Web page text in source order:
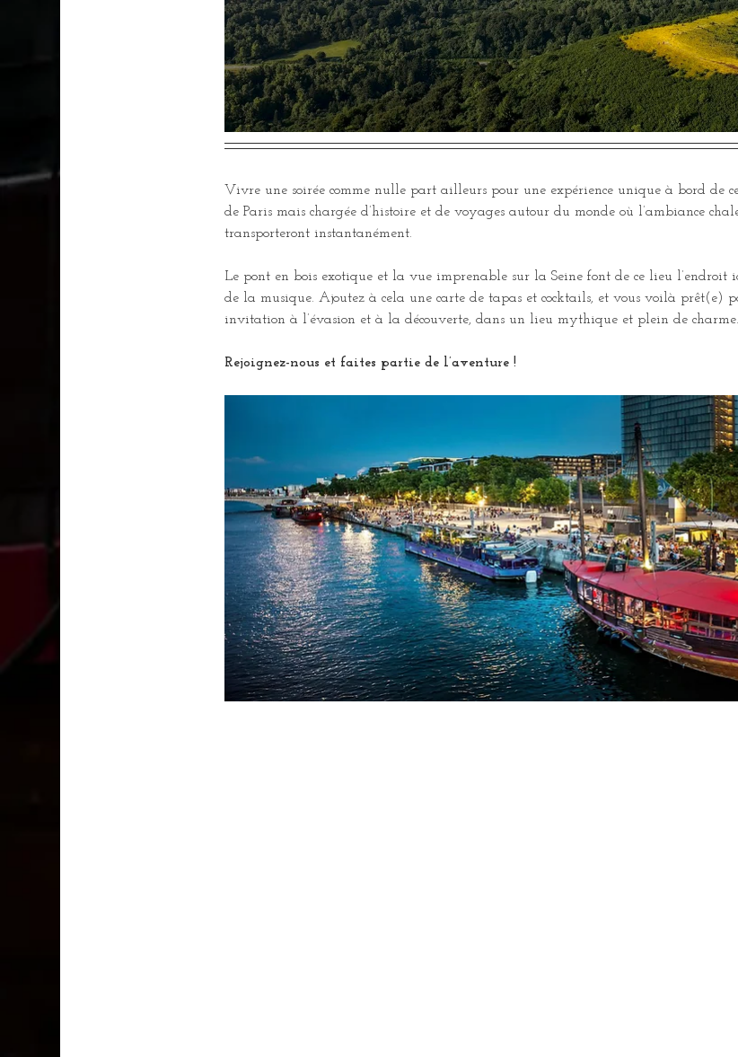
Vivre une soirée comme nulle part ailleurs pour une expérience unique à bord de
de Paris mais chargée d’histoire et de voyages autour du monde où l’ambiance
transporteront instantanément.
Le pont en bois exotique et la vue imprenable sur la Seine font de ce lieu
de la musique. Ajoutez à cela une carte de tapas et cocktails, et vous voilà prêt(e)
invitation à l’évasion et à la découverte, dans un lieu mythique et plein de charme.
Rejoignez-nous et faites partie de l’aventure !